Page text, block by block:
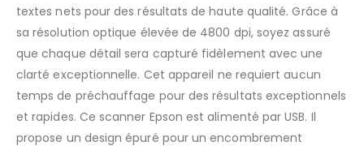
textes nets pour des résultats de haute qualité. Grâce à
sa résolution optique élevée de 4800 dpi, soyez assuré
que chaque détail sera capturé fidèlement avec une
clarté exceptionnelle. Cet appareil ne requiert aucun
temps de préchauffage pour des résultats exceptionnels
et rapides. Ce scanner Epson est alimenté par USB. Il
propose un design épuré pour un encombrement